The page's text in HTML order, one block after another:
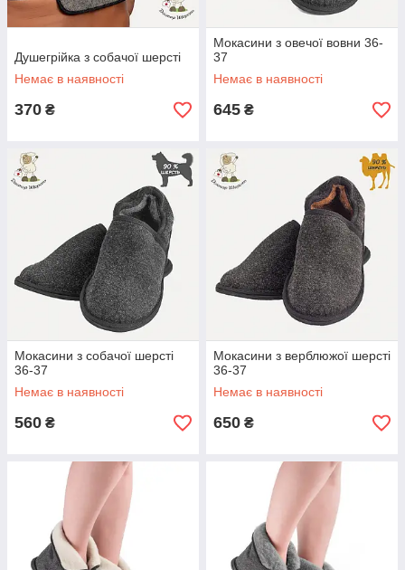
Душегрійка з собачої шерсті
Немає в наявності
370 ₴
Мокасини з овечої вовни 36-
37
Немає в наявності
645 ₴
Мокасини з собачої шерсті
36-37
Немає в наявності
560 ₴
Мокасини з верблюжої шерсті
36-37
Немає в наявності
650 ₴